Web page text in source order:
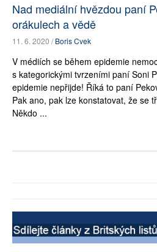
Nad mediální hvězdou paní
orákulech a vědě
11. 6. 2020 /Boris Cvek
V médiích se během epidemie
s kategorickými tvrzeními paní Soni
epidemie nepřijde! Říká to paní
Pak ano, pak lze konstatovat, že se
Někdo ...